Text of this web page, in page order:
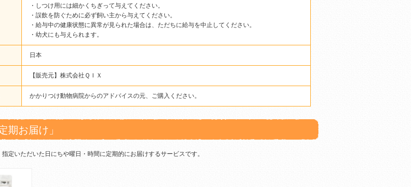
・しつけ用には細かくちぎって与えてください。
・誤飲を防ぐために必ず飼い主から与えてください。
・給与中の健康状態に異常が見られた場合は、ただちに給与を中止してください。
・幼犬にも与えられます。
日本
【販売元】株式会社ＱＩＸ
かかりつけ動物病院からのアドバイスの元、ご購入ください。
期お届け」
指定いただいた日にちや曜日・時間に定期的にお届けするサービスです。